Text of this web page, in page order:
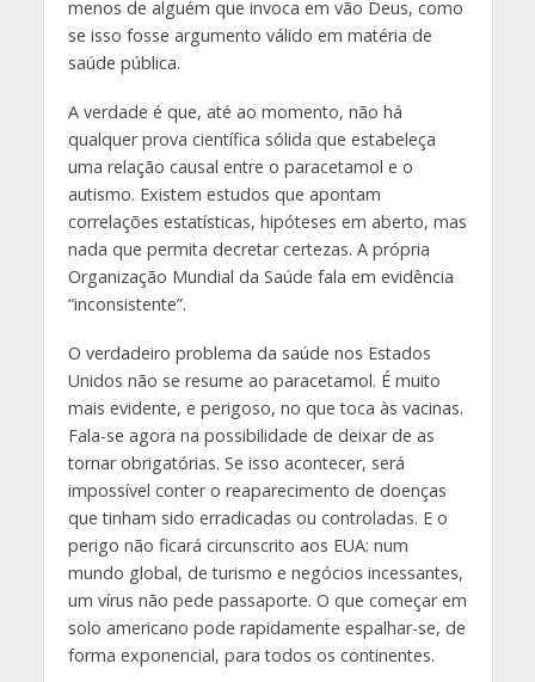
menos de alguém que invoca em vão Deus, como
se isso fosse argumento válido em matéria de
saúde pública.
A verdade é que, até ao momento, não há
qualquer prova científica sólida que estabeleça
uma relação causal entre o paracetamol e o
autismo. Existem estudos que apontam
correlações estatísticas, hipóteses em aberto, mas
nada que permita decretar certezas. A própria
Organização Mundial da Saúde fala em evidência
“inconsistente”.
O verdadeiro problema da saúde nos Estados
Unidos não se resume ao paracetamol. É muito
mais evidente, e perigoso, no que toca às vacinas.
Fala-se agora na possibilidade de deixar de as
tornar obrigatórias. Se isso acontecer, será
impossível conter o reaparecimento de doenças
que tinham sido erradicadas ou controladas. E o
perigo não ficará circunscrito aos EUA: num
mundo global, de turismo e negócios incessantes,
um vírus não pede passaporte. O que começar em
solo americano pode rapidamente espalhar-se, de
forma exponencial, para todos os continentes.